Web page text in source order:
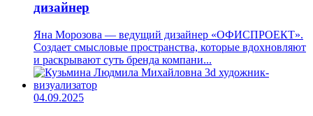
дизайнер
Яна Морозова — ведущий дизайнер «ОФИСПРОЕКТ».
Создает смысловые пространства, которые вдохновляют
и раскрывают суть бренда компани...
04.09.2025